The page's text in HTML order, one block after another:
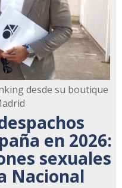
desde su boutique
en 2026:
sexuales
Nacional